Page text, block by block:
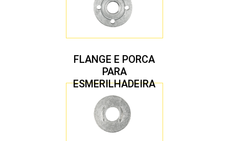
FLANGE E PORCA
PARA
ESMERILHADEIRA
4.1/2″ 22,23 MM